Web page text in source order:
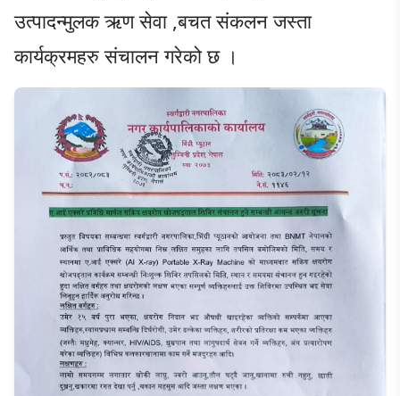
उत्पादन्मुलक ऋण सेवा ,बचत संकलन जस्ता
कार्यक्रमहरु संचालन गरेको छ ।